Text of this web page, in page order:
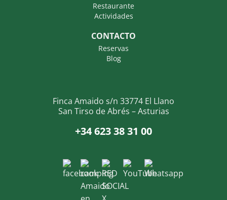
Restaurante
Actividades
CONTACTO
Reservas
Blog
Finca Amaido s/n 33774 El Llano
San Tirso de Abrés – Asturias
+34 623 38 31 00